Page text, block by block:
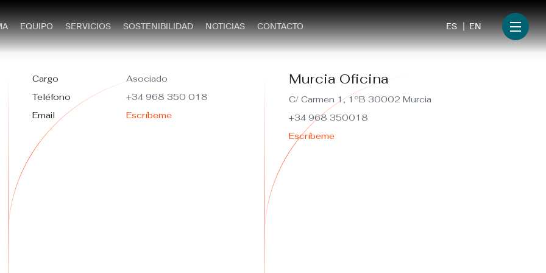
EQUIPO SERVICIOS SOSTENIBILIDAD NOTICIAS CONTACTO Menu
EN
ES
Cargo
Asociado
Teléfono
+34 968 350 018
Email
Escríbeme
Murcia Oficina
C/ Carmen 1, 1ºB 30002 Murcia
+34 968 350018
Escríbeme